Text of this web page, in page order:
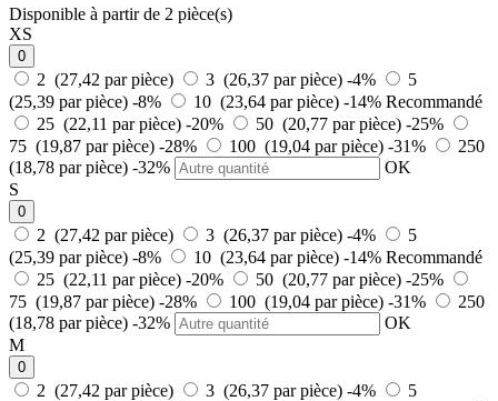
Disponible à partir de 2 pièce(s)
XS
0
2 (27,42 par pièce) 3 (26,37 par pièce) -4%
5
(25,39 par pièce) -8% 10 (23,64 par pièce) -14% Recommandé
25 (22,11 par pièce) -20% 50 (20,77 par pièce) -25%
75 (19,87 par pièce) -28% 100 (19,04 par pièce) -31%
250
(18,78 par pièce) -32%
OK
S
0
2 (27,42 par pièce) 3 (26,37 par pièce) -4%
5
(25,39 par pièce) -8% 10 (23,64 par pièce) -14% Recommandé
25 (22,11 par pièce) -20% 50 (20,77 par pièce) -25%
75 (19,87 par pièce) -28% 100 (19,04 par pièce) -31%
250
(18,78 par pièce) -32%
OK
M
0
2 (27,42 par pièce) 3 (26,37 par pièce) -4%
5